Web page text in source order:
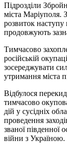
Підрозділи
міста Маріуполя.
розвиток
продовжують
Тимчасово
російській
зосереджувати
утримання міста
Відбулося
тимчасово
дій у сусідніх
проведення
званої південної
війни з Україною.